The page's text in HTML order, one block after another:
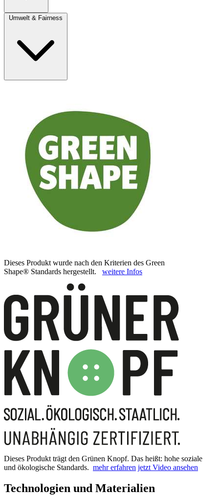
Umwelt & Fairness
Dieses Produkt wurde nach den Kriterien des Green
Shape® Standards hergestellt. weitere Infos
Dieses Produkt trägt den Grünen Knopf. Das heißt: hohe soziale
und ökologische Standards. mehr erfahren jetzt Video ansehen
Technologien und Materialien